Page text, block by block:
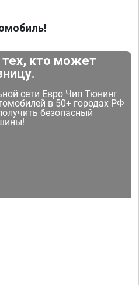
кто может
сети Евро Чип Тюнинг
в 50+ городах РФ
безопасный